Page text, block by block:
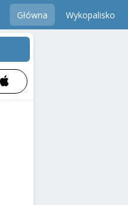
Główna Wykopalisko